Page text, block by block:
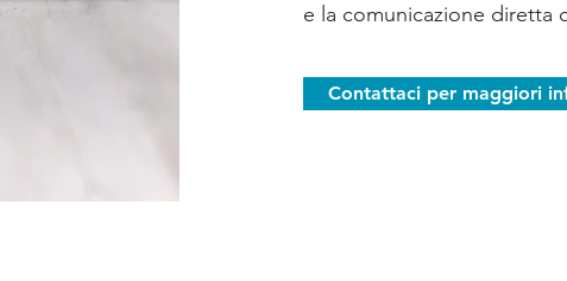
e la comunicazione
Contattaci per maggiori